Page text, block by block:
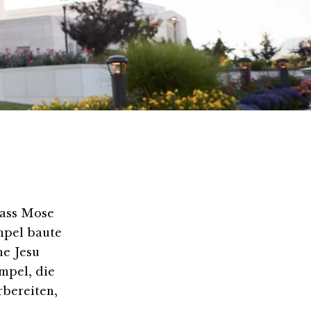
Mose
baute
Jesu
die